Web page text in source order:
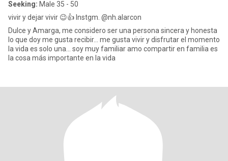
Seeking: Male 35 - 50
vivir y dejar vivir 😉👍 Instgm. @nh.alarcon
Dulce y Amarga, me considero ser una persona sincera y honesta
lo que doy me gusta recibir... me gusta vivir y disfrutar el momento
la vida es solo una... soy muy familiar amo compartir en familia es
la cosa más importante en la vida